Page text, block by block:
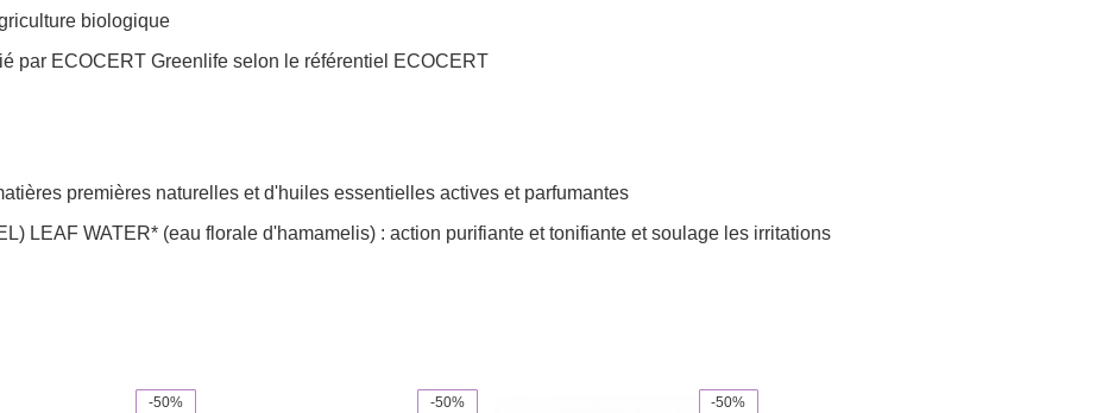
biologique
par ECOCERT Greenlife selon le référentiel ECOCERT
premières naturelles et d'huiles essentielles actives et parfumantes
LEAF WATER* (eau florale d'hamamelis) : action purifiante et tonifiante et soulage les irritations
-50% -50% -50%